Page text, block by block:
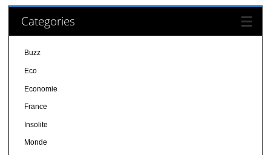
Categories
Buzz
Eco
Economie
France
Insolite
Monde